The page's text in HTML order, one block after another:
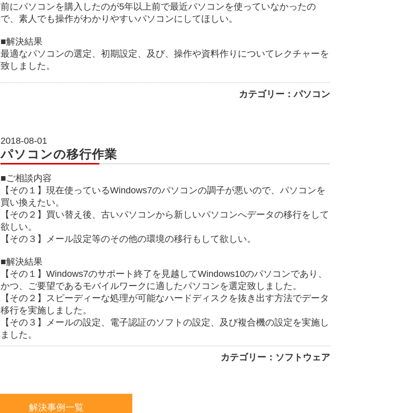
前にパソコンを購入したのが5年以上前で最近パソコンを使っていなかったの
で、素人でも操作がわかりやすいパソコンにしてほしい。
■解決結果
最適なパソコンの選定、初期設定、及び、操作や資料作りについてレクチャーを
致しました。
カテゴリー：パソコン
2018-08-01
パソコンの移行作業
■ご相談内容
【その１】現在使っているWindows7のパソコンの調子が悪いので、パソコンを
買い換えたい。
【その２】買い替え後、古いパソコンから新しいパソコンへデータの移行をして
欲しい。
【その３】メール設定等のその他の環境の移行もして欲しい。
■解決結果
【その１】Windows7のサポート終了を見越してWindows10のパソコンであり、
かつ、ご要望であるモバイルワークに適したパソコンを選定致しました。
【その２】スピーディーな処理が可能なハードディスクを抜き出す方法でデータ
移行を実施しました。
【その３】メールの設定、電子認証のソフトの設定、及び複合機の設定を実施し
ました。
カテゴリー：ソフトウェア
解決事例一覧